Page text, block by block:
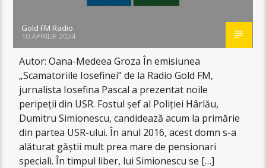
Gold FM Radio
10 APRILIE 2024
Autor: Oana-Medeea Groza În emisiunea
„Scamatoriile Iosefinei” de la Radio Gold FM,
jurnalista Iosefina Pascal a prezentat noile
peripeții din USR. Fostul șef al Poliției Hârlău,
Dumitru Simionescu, candidează acum la primărie
din partea USR-ului. În anul 2016, acest domn s-a
alăturat găștii mult prea mare de pensionari
speciali. În timpul liber, lui Simionescu se […]